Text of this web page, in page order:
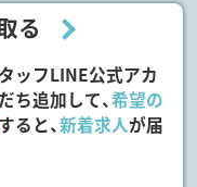
る
ッフLINE公式アカ
ち追加して、希望の
すると、新着求人が届